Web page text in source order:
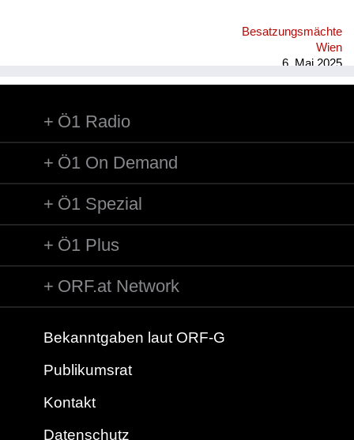
Marschgesänge, die die Russen beim Marschieren durch die
Besatzungsmächte
Wien
6. Mai 2025
Ö1 Radio
Ö1 On Demand
Ö1 Spezial
Ö1 Plus
ORF.at Network
Bekanntgaben laut ORF-G
Publikumsrat
Kontakt
Datenschutz